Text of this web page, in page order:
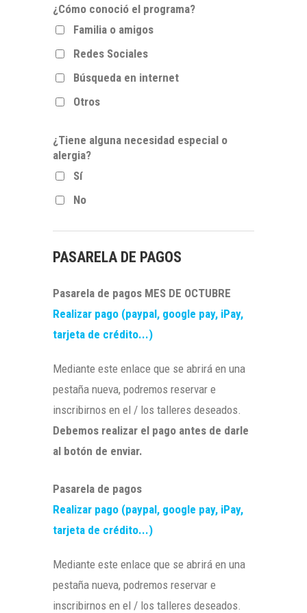
¿Cómo conoció el programa?
Familia o amigos
Redes Sociales
Búsqueda en internet
Otros
¿Tiene alguna necesidad especial o
alergia?
Sí
No
PASARELA DE PAGOS
Pasarela de pagos MES DE OCTUBRE
Realizar pago (paypal, google pay, iPay,
tarjeta de crédito...)
Mediante este enlace que se abrirá en una
pestaña nueva, podremos reservar e
inscribirnos en el / los talleres deseados.
Debemos realizar el pago antes de darle
al botón de enviar.
Pasarela de pagos
Realizar pago (paypal, google pay, iPay,
tarjeta de crédito...)
Mediante este enlace que se abrirá en una
pestaña nueva, podremos reservar e
inscribirnos en el / los talleres deseados.